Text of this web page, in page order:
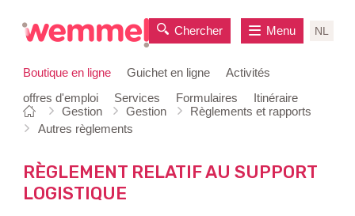
au
Boutique en ligne Guichet en ligne
Activités
offres d'emploi
Services Formulaires Itinéraire
Chercher NL
Menu
Vous
êtes
Page
de
Gestion Gestion
Règlements et rapports
Autres règlements
RÈGLEMENT RELATIF AU SUPPORT
LOGISTIQUE